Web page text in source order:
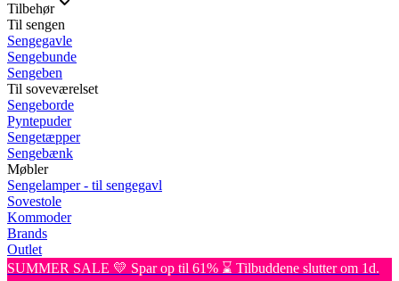
Tilbehør
Til sengen
Sengegavle
Sengebunde
Sengeben
Til soveværelset
Sengeborde
Pyntepuder
Sengetæpper
Sengebænk
Møbler
Sengelamper - til sengegavl
Sovestole
Kommoder
Brands
Outlet
SUMMER SALE 💛 Spar op til 61% ⌛ Tilbuddene slutter om 1d.